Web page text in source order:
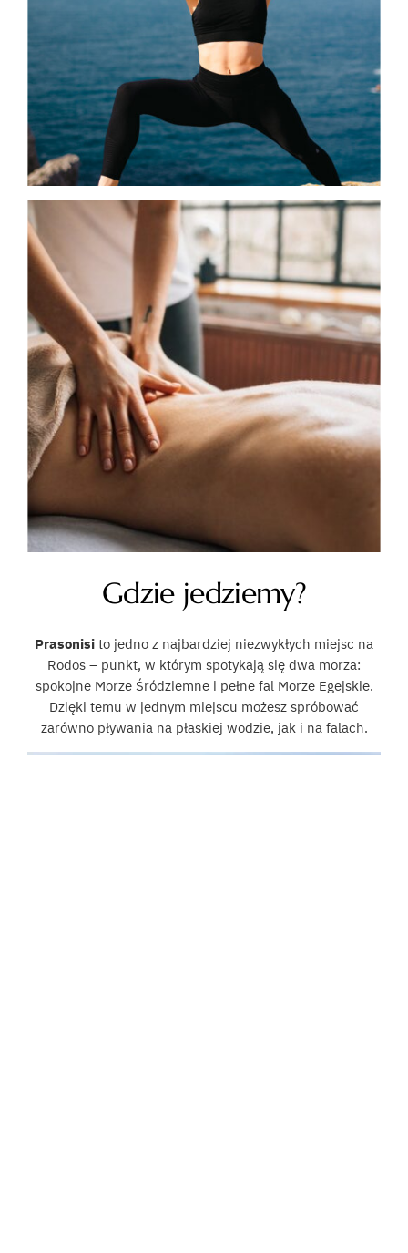
Gdzie jedziemy?
Prasonisi to jedno z najbardziej niezwykłych miejsc na
Rodos – punkt, w którym spotykają się dwa morza:
spokojne Morze Śródziemne i pełne fal Morze Egejskie.
Dzięki temu w jednym miejscu możesz spróbować
zarówno pływania na płaskiej wodzie, jak i na falach.